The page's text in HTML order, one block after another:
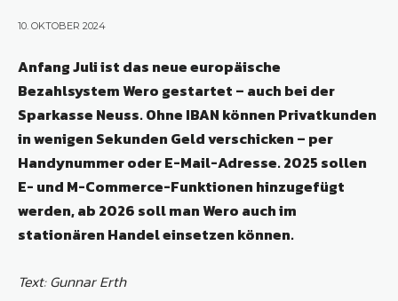
10. OKTOBER 2024
Anfang Juli ist das neue europäische
Bezahlsystem Wero gestartet – auch bei der
Sparkasse Neuss. Ohne IBAN können Privatkunden
in wenigen Sekunden Geld verschicken – per
Handynummer oder E-Mail-Adresse. 2025 sollen
E- und M-Commerce-Funktionen hinzugefügt
werden, ab 2026 soll man Wero auch im
stationären Handel einsetzen können.
Text: Gunnar Erth